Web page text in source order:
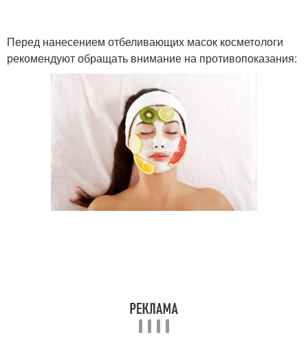
Перед нанесением отбеливающих масок косметологи
рекомендуют обращать внимание на противопоказания: